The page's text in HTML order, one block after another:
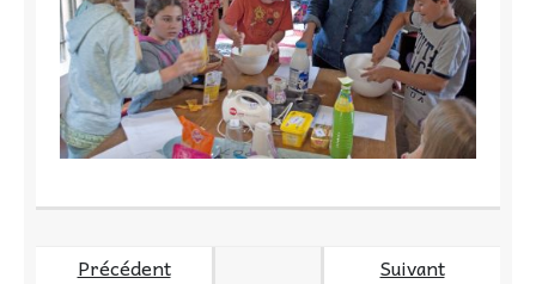
Précédent Suivant